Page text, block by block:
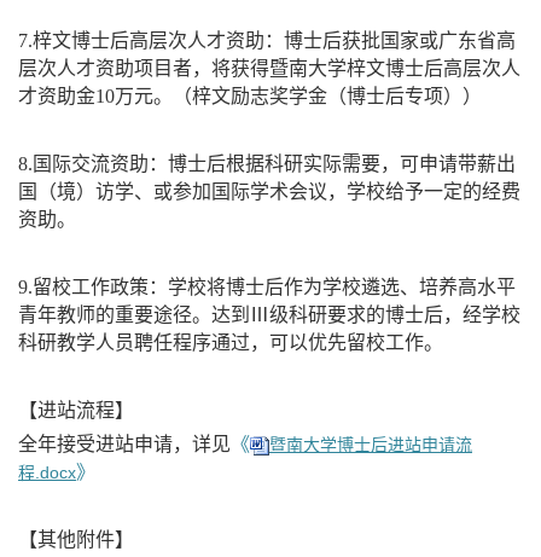
7.梓文博士后高层次人才资助：博士后获批国家或广东省高
层次人才资助项目者，将获得暨南大学梓文博士后高层次人
才资助金10万元。（梓文励志奖学金（博士后专项））
8. 国际交流资助：博士后根据科研实际需要，可申请带薪出
国（境）访学、或参加国际学术会议，学校给予一定的经费
资助。
9.留校工作政策：学校将博士后作为学校遴选、培养高水平
青年教师的重要途径。达到Ⅲ级科研要求的博士后，经学校
科研教学人员聘任程序通过，可以优先留校工作。
【进站流程】
全年接受进站申请，详见 《
暨南大学博士后进站申请流
程.docx》
【其他附件】